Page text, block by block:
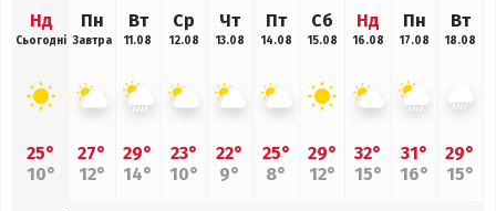
Нд
Сьогодні
25°
10°
Пн
Завтра
27°
12°
Вт
11.08
29°
14°
Ср
12.08
23°
10°
Чт
13.08
22°
9°
Пт
14.08
25°
8°
Сб
15.08
29°
12°
Нд
16.08
32°
15°
Пн
17.08
31°
16°
Вт
18.08
29°
15°